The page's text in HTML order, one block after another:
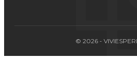
© 2026 -